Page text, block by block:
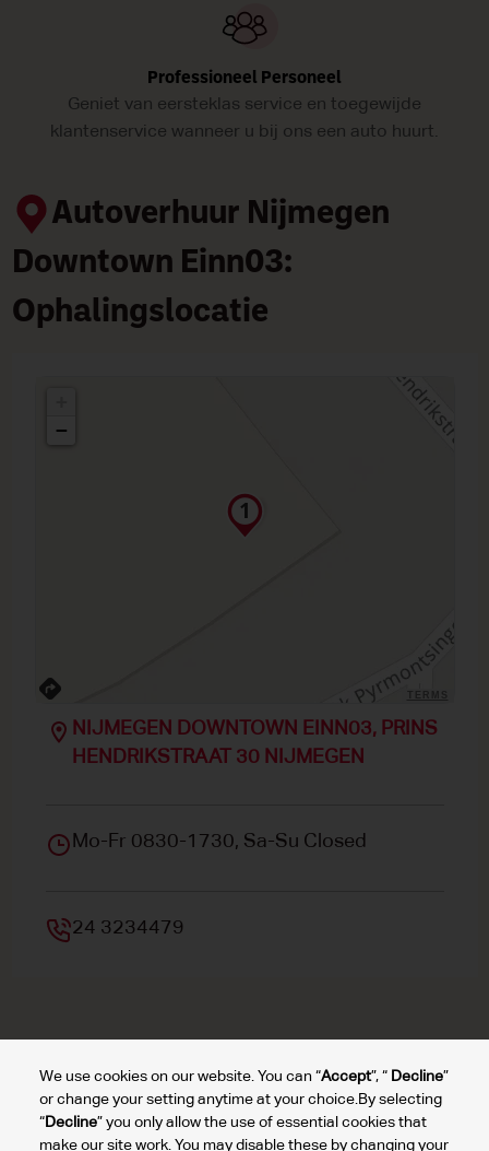
We use cookies on our website. You can “Accept”, “ Decline”
or change your setting anytime at your choice.By selecting
“ Decline” you only allow the use of essential cookies that
make our site work. You may disable these by changing your
Professioneel Personeel
Geniet van eersteklas service en toegewijde
klantenservice wanneer u bij ons een auto huurt.
Autoverhuur Nijmegen
Downtown Einn03:
Ophalingslocatie
−
NIJMEGEN DOWNTOWN EINN03, PRINS
HENDRIKSTRAAT 30 NIJMEGEN
Mo-Fr 0830-1730, Sa-Su Closed
24 3234479
Top autoverhuur LuchthavenTop autoverhuur steden Top